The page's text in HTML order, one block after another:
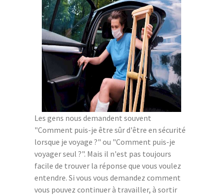
Les gens nous demandent souvent
"Comment puis-je être sûr d'être en sécurité
lorsque je voyage ?" ou "Comment puis-je
voyager seul ?". Mais il n'est pas toujours
facile de trouver la réponse que vous voulez
entendre. Si vous vous demandez comment
vous pouvez continuer à travailler, à sortir